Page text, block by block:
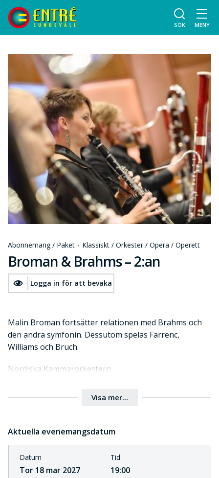
SÖK MENY
Abonnemang / Paket · Klassiskt / Orkester / Opera / Operett
Broman & Brahms – 2:an
Logga in för att bevaka
Malin Broman fortsätter relationen med Brahms och
den andra symfonin. Dessutom spelas Farrenc,
Williams och Bruch.
Nordiska Kammarorkestern
Visa mer...
Aktuella evenemangsdatum
Datum
Tor 18 mar 2027
Tid
19:00